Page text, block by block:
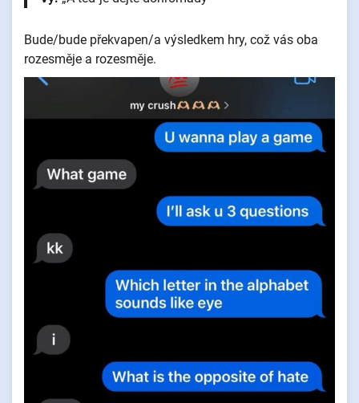
Bude/bude překvapen/a výsledkem hry, což vás oba
rozesměje a rozesměje.